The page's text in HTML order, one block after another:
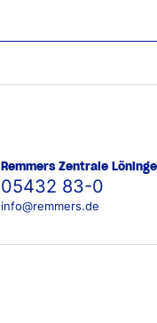
Remmers Zentrale
05432 83-0
info@remmers.de